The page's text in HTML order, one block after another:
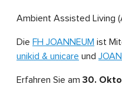
Ambient Assisted Living
Die FH JOANNEUM ist
unikid & unicare und
Erfahren Sie am 30.